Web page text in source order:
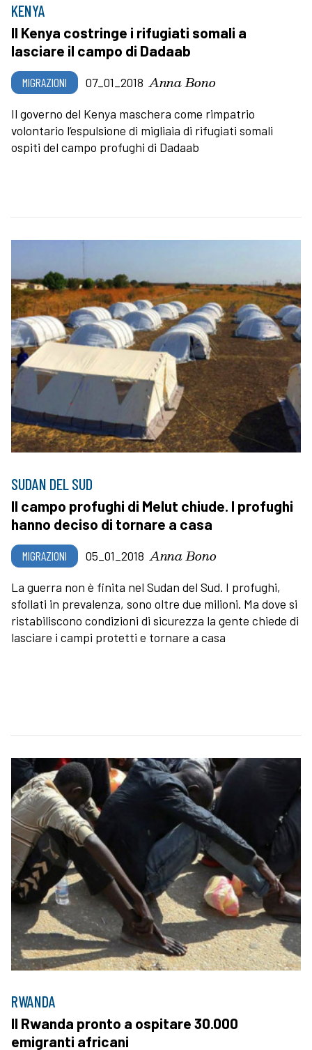
KENYA
Il Kenya costringe i rifugiati somali a
lasciare il campo di Dadaab
MIGRAZIONI 07_01_2018 Anna Bono
Il governo del Kenya maschera come rimpatrio
volontario l’espulsione di migliaia di rifugiati somali
ospiti del campo profughi di Dadaab
SUDAN DEL SUD
Il campo profughi di Melut chiude. I profughi
hanno deciso di tornare a casa
MIGRAZIONI 05_01_2018 Anna Bono
La guerra non è finita nel Sudan del Sud. I profughi,
sfollati in prevalenza, sono oltre due milioni. Ma dove si
ristabiliscono condizioni di sicurezza la gente chiede di
lasciare i campi protetti e tornare a casa
RWANDA
Il Rwanda pronto a ospitare 30.000
emigranti africani